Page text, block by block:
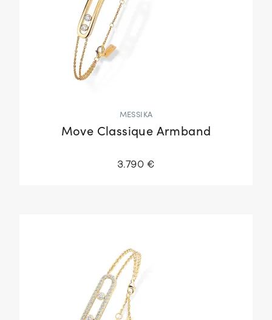
MESSIKA
Move Classique Armband
3.790 €